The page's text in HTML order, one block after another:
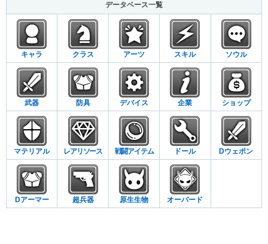
データベース一覧
キャラ クラス アーツ スキル ソウル
武器 防具 デバイス 企業 ショップ
マテリアル レアリソース 戦闘アイテム ドール Dウェポン
Dアーマー 超兵器 原生生物 オーバード